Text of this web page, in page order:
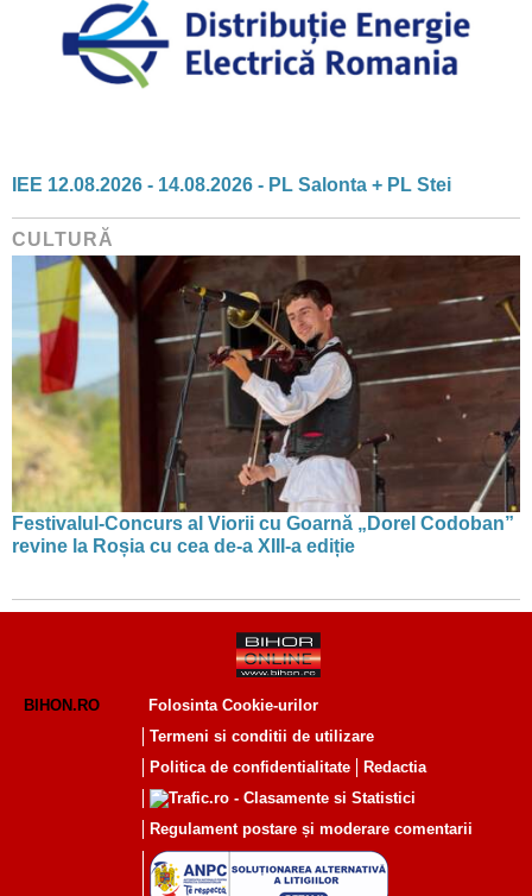
IEE 12.08.2026 - 14.08.2026 - PL Salonta + PL Stei
CULTURĂ
Festivalul-Concurs al Viorii cu Goarnă „Dorel Codoban”
revine la Roșia cu cea de-a XIII-a ediție
BIHON.RO
Folosinta Cookie-urilor
Termeni si conditii de utilizare
Politica de confidentialitate
Redactia
Regulament postare și moderare comentarii